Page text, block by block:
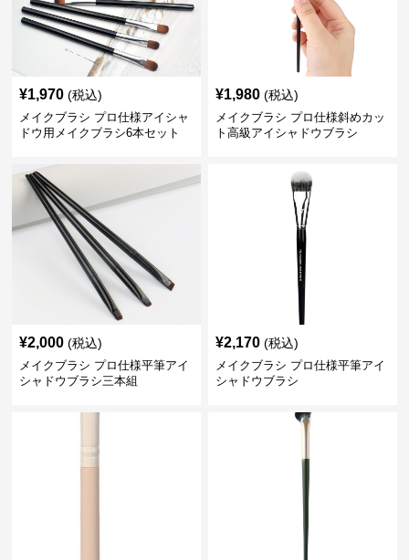
¥1,970 (税込)
メイクブラシ プロ仕様アイシャ
ドウ用メイクブラシ6本セット
¥1,980 (税込)
メイクブラシ プロ仕様斜めカッ
ト高級アイシャドウブラシ
¥2,000 (税込)
メイクブラシ プロ仕様平筆アイ
シャドウブラシ三本組
¥2,170 (税込)
メイクブラシ プロ仕様平筆アイ
シャドウブラシ